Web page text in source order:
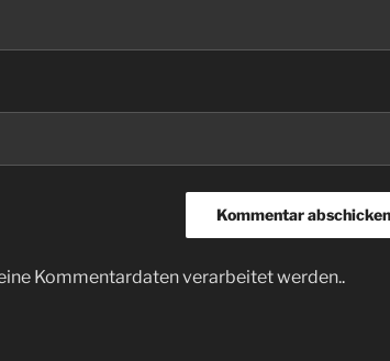
Kommentardaten verarbeitet werden..